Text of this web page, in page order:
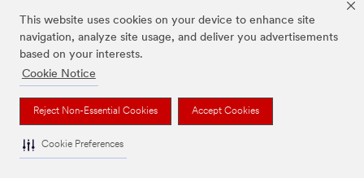
This website uses cookies on your device to enhance site
navigation, analyze site usage, and deliver you advertisements
based on your interests.
Cookie Notice
Reject Non-Essential Cookies Accept Cookies
Cookie Preferences